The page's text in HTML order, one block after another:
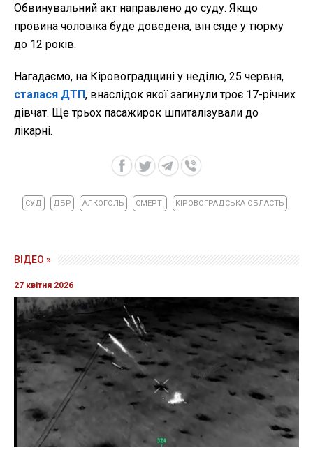
Обвинувальний акт направлено до суду. Якщо
провина чоловіка буде доведена, він сяде у тюрму
до 12 років.
Нагадаємо, на Кіровоградщині у неділю, 25 червня,
сталася ДТП, внаслідок якої загинули троє 17-річних
дівчат. Ще трьох пасажирок шпиталізували до
лікарні.
СУД ДБР АЛКОГОЛЬ СМЕРТІ КІРОВОГРАДСЬКА ОБЛАСТЬ
ВІДЕО »
27 квітня 2026